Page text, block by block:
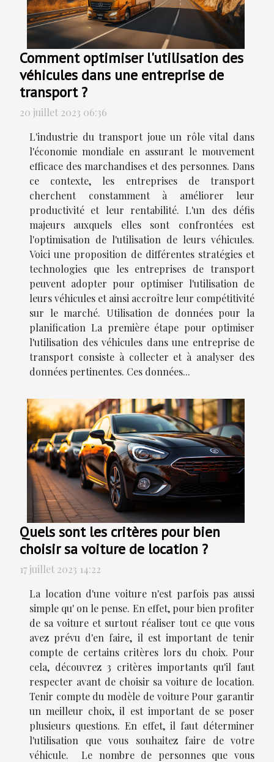
Comment optimiser l'utilisation des
véhicules dans une entreprise de
transport ?
20 juillet 2023 06:36
L'industrie du transport joue un rôle vital dans
l'économie mondiale en assurant le mouvement
efficace des marchandises et des personnes. Dans
ce contexte, les entreprises de transport
cherchent constamment à améliorer leur
productivité et leur rentabilité. L'un des défis
majeurs auxquels elles sont confrontées est
l'optimisation de l'utilisation de leurs véhicules.
Voici une proposition de différentes stratégies et
technologies que les entreprises de transport
peuvent adopter pour optimiser l'utilisation de
leurs véhicules et ainsi accroître leur compétitivité
sur le marché. Utilisation de données pour la
planification La première étape pour optimiser
l'utilisation des véhicules dans une entreprise de
transport consiste à collecter et à analyser des
données pertinentes. Ces données...
Quels sont les critères pour bien
choisir sa voiture de location ?
17 juillet 2023 14:22
La location d'une voiture n'est parfois pas aussi
simple qu' on le pense. En effet, pour bien profiter
de sa voiture et surtout réaliser tout ce que vous
avez prévu d'en faire, il est important de tenir
compte de certains critères lors du choix. Pour
cela, découvrez 3 critères importants qu'il faut
respecter avant de choisir sa voiture de location.
Tenir compte du modèle de voiture Pour garantir
un meilleur choix, il est important de se poser
plusieurs questions. En effet, il faut déterminer
l'utilisation que vous souhaitez faire de votre
véhicule. Le nombre de personnes que vous